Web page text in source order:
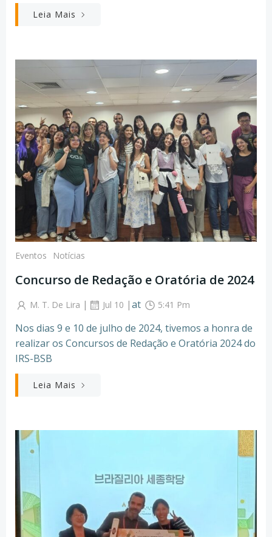
Leia Mais
Eventos Notícias
Concurso de Redação e Oratória de 2024
M. T. De Lira | Jul 10 |at 5:41 Pm
Nos dias 9 e 10 de julho de 2024, tivemos a honra de
realizar os Concursos de Redação e Oratória 2024 do
IRS-BSB
Leia Mais